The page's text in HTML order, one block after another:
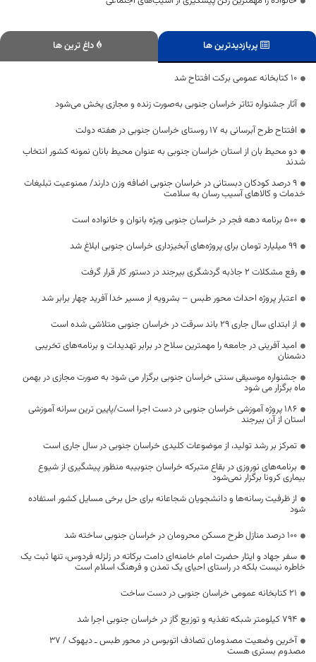
پربازدیدترین ها داغ ترین ها
۱۰ کتابخانه عمومی برکت افتتاح شد
آثار جشنواره تئاتر خراسان جنوبی به‌صورت زنده و مجازی پخش می‌شود
افتتاح طرح آبرسانی به ۱۷ روستای خراسان جنوبی در هفته دولت
دو محیط بان از استان خراسان جنوبی به عنوان محیط بانان نمونه کشور انتخاب
شدند
۹ درصد کودکان دبستانی در خراسان جنوبی اضافه وزن دارند/ ممنوعیت تبلیغات
خدمات و کالا‌های آسیب رسان به سلامت
۵۰۰ برنامه دهه فجر در خراسان جنوبی ویژه بانوان و خانواده است
۹۹ میلیارد تومان برای پروژه‌های آبخیزداری خراسان جنوبی ابلاغ شد
رفع مشکلات ۲ جاذبه گردشگری بیرجند در دستور کار قرار گرفت
اعتبار پروژه احداث محور طبس – بشرویه از مسیر خدا آفرید چهار برابر شد
از ابتدای سال جاری ۲۹ باند سرقت در خراسان جنوبی متلاشی شده است
امید آفرینی در جامعه را مهمترین سلاح در برابر تهدیدات و برنامه‌های تخریبی
دشمنان
جشنواره موسیقی سنتی خراسان جنوبی برگزار می شود به صورت مجازی در بهمن
ماه برگزار می شود
۱۸۶ پروژه آموزشی خراسان جنوبی در دست اجرا است/پایین ترین سرانه آموزشی
استان از آن بیرجند
تمرکز بر رشد تولید، از موضوعات کلیدی خراسان جنوبی در سال جاری است
برنامه‌های نوروزی در بقاع متبرکه خراسان جنوبیبه منظور پیشگیری از شیوع
بیماری کرونا برگزار نمی‌شود
از ظرفیت رسانه‌ها و دانشجویان شجاعانه برای حل برخی مسایل کشور استفاده
شود
۱۰۰ درصد منازل طرح مسکن محرومان در خراسان جنوبی ساخته شد
سفر جهاد و ایثار حضرت امام خامنه‌ای دامت برکاته در زلزله فردوس، تنها ثبت یک
خاطره نیست بلکه در راستای احیای یک تمدن و فرهنگ اسلام است
۲۱ کتابخانه عمومی خراسان جنوبی در دست ساخت
۷۹۴ کیلومتر شبکه تغذیه و توزیع گاز در خراسان جنوبی اجرا شد
آخرین وضعیت مصدومان تصادف اتوبوس در محور طبس ـ دیهوک / ۳۷
مصدوم بستری هست